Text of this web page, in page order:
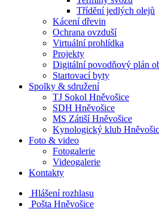
Třídění jedlých olejů
Kácení dřevin
Ochrana ovzduší
Virtuální prohlídka
Projekty
Digitální povodňový plán
Startovací byty
Spolky & sdružení
TJ Sokol Hněvošice
SDH Hněvošice
MS Zátiší Hněvošice
Kynologický klub
Foto & video
Fotogalerie
Videogalerie
Kontakty
Hlášení rozhlasu
Pošta Hněvošice